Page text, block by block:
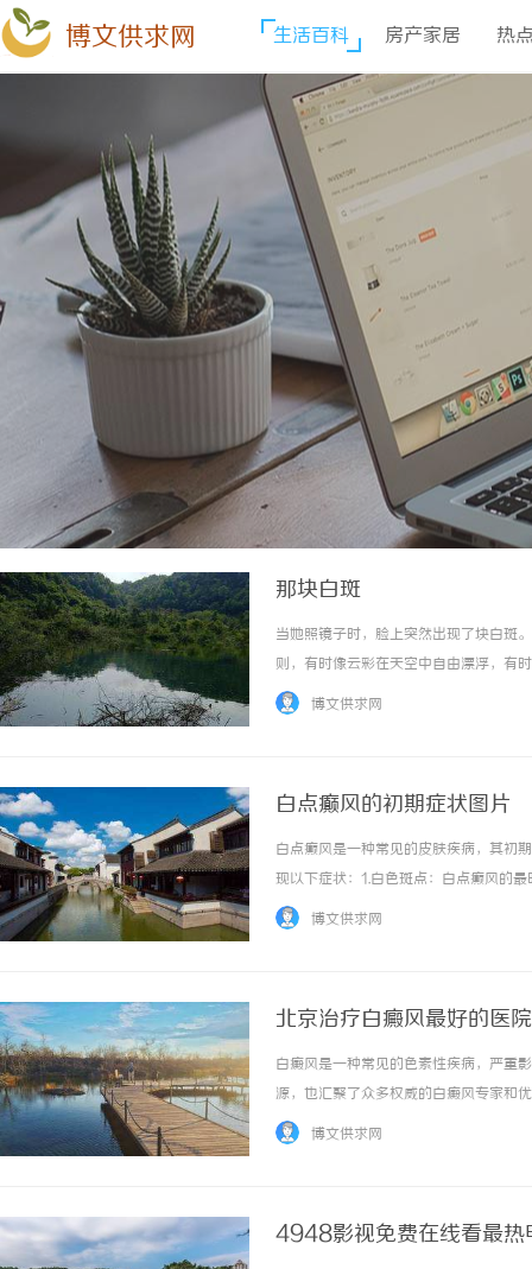
博文供求网 生活百科 房产家居 热
那块白斑
当她照镜子时，脸上突然出现了块白斑
则，有时像云彩在天空中自由漂浮，有
一份神秘的韵味。起初，她对这块白斑
博文供求网
白点癫风的初期症状图片
白点癫风是一种常见的皮肤疾病，其初
现以下症状：1.白色斑点：白点癫风的
以出现在任何部位，包括面部、颈部、
博文供求网
北京治疗白癜风最好的医院
白癜风是一种常见的色素性疾病，严重
源，也汇聚了众多权威的白癜风专家和
院：作为国内顶尖的综合性医院，北京
博文供求网
4948影视免费在线看最热